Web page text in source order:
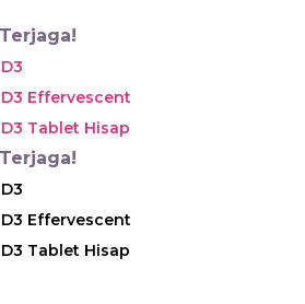
D3 Effervescent
D3 Tablet Hisap
D3 Effervescent
D3 Tablet Hisap